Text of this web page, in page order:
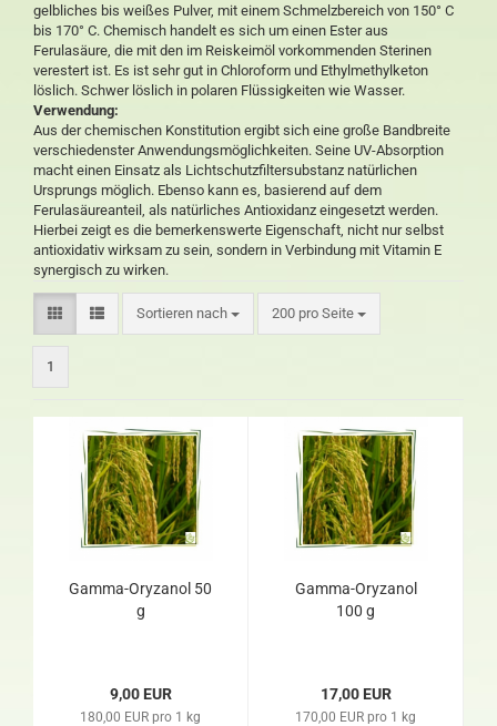
gelbliches bis weißes Pulver, mit einem Schmelzbereich von 150° C
bis 170° C. Chemisch handelt es sich um einen Ester aus
Ferulasäure, die mit den im Reiskeimöl vorkommenden Sterinen
verestert ist. Es ist sehr gut in Chloroform und Ethylmethylketon
löslich. Schwer löslich in polaren Flüssigkeiten wie Wasser.
Verwendung:
Aus der chemischen Konstitution ergibt sich eine große Bandbreite
verschiedenster Anwendungsmöglichkeiten. Seine UV-Absorption
macht einen Einsatz als Lichtschutzfiltersubstanz natürlichen
Ursprungs möglich. Ebenso kann es, basierend auf dem
Ferulasäureanteil, als natürliches Antioxidanz eingesetzt werden.
Hierbei zeigt es die bemerkenswerte Eigenschaft, nicht nur selbst
antioxidativ wirksam zu sein, sondern in Verbindung mit Vitamin E
synergisch zu wirken.
Sortieren nach 200 pro Seite
1
Gamma-Oryzanol 50
g
9,00 EUR
180,00 EUR pro 1 kg
Gamma-Oryzanol
100 g
17,00 EUR
170,00 EUR pro 1 kg